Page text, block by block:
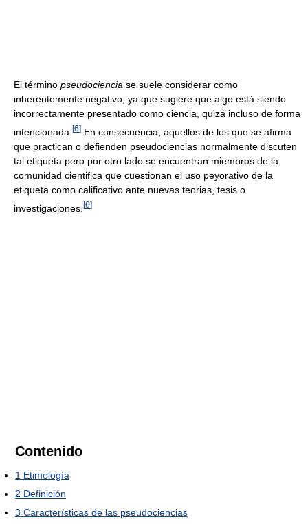
El término pseudociencia se suele considerar como
inherentemente negativo, ya que sugiere que algo está siendo
incorrectamente presentado como ciencia, quizá incluso de forma
intencionada. [6] En consecuencia, aquellos de los que se afirma
que practican o defienden pseudociencias normalmente discuten
tal etiqueta pero por otro lado se encuentran miembros de la
comunidad cientifica que cuestionan el uso peyorativo de la
etiqueta como calificativo ante nuevas teorias, tesis o
investigaciones. [6]
Contenido
1 Etimología
2 Definición
3 Características de las pseudociencias